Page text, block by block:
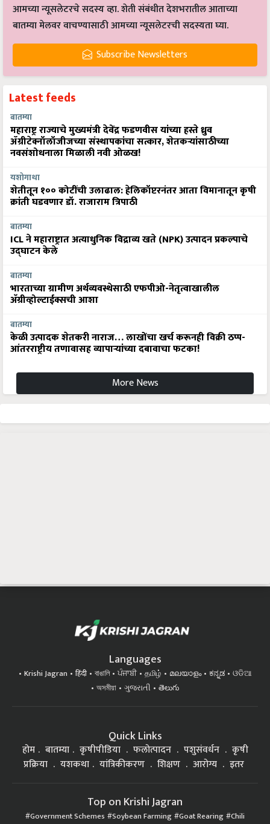
आमच्या न्यूसलेटरचे सदस्य व्हा. शेती संबंधीत देशभरातील आताच्या
बातम्या मेलवर वाचण्यासाठी आमच्या न्यूसलेटरची सदस्यता घ्या.
Subscribe Newsletters
Latest feeds
बातम्या
महाराष्ट्र राज्याचे मुख्यमंत्री देवेंद्र फडणवीस यांच्या हस्ते ध्रुव
ॲग्रीटेक्नॉलॉजीजच्या संस्थापकांचा सत्कार, शेतकऱ्यांसाठीच्या
नवसंशोधनाला मिळाली नवी ओळख!
यशोगाथा
शेतीतून १०० कोटींची उलाढाल: हेलिकॉप्टरनंतर आता विमानातून कृषी
क्रांती घडवणार डॉ. राजाराम त्रिपाठी
बातम्या
ICL ने महाराष्ट्रात अत्याधुनिक विद्राव्य खते (NPK) उत्पादन प्रकल्पाचे
उद्घाटन केले
बातम्या
भारताच्या ग्रामीण अर्थव्यवस्थेसाठी एफपीओ-नेतृत्वाखालील
अ‍ॅग्रीव्होल्टाईक्सची आशा
बातम्या
केळी उत्पादक शेतकरी नाराज… लाखोंचा खर्च करूनही विक्री ठप्प-
आंतरराष्ट्रीय तणावासह व्यापाऱ्यांच्या दबावाचा फटका!
More News
Languages
Krishi Jagran हिंदी বাঙালি ਪੰਜਾਬੀ தமிழ் മലയാളം ಕನ್ನಡ
ଓଡିଆ
অসমীয়া
ગુજરાતી తెలుగు
Quick Links
होम बातम्या कृषीपीडिया फलोत्पादन पशुसंवर्धन
कृषी
प्रक्रिया
यशकथा यांत्रिकीकरण शिक्षण आरोग्य इतर
Top on Krishi Jagran
Government Schemes Soybean Farming Goat Rearing Chili